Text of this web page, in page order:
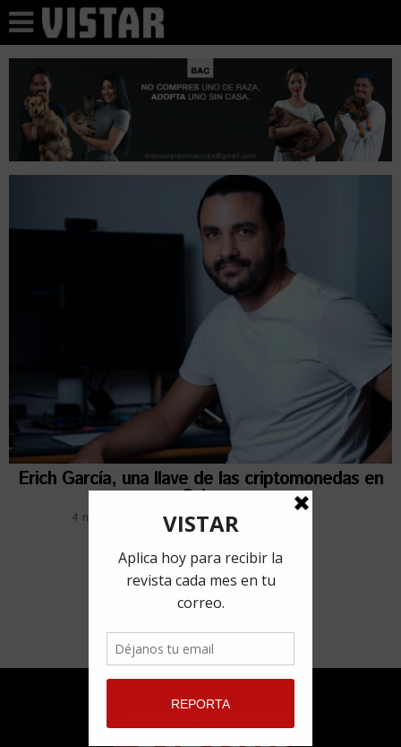
Erich García, una llave de las criptomonedas en
Cuba
4 noviembre, 2021 porRocío Ramos Suárez